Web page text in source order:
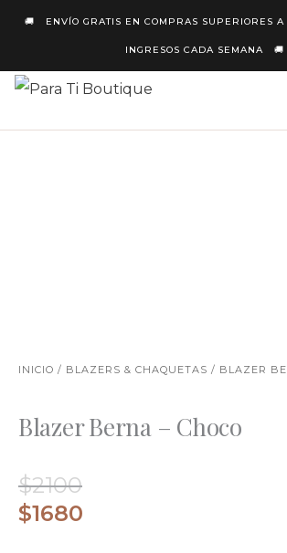
🚚 ENVÍO GRATIS EN COMPRAS SUPERIORES
INGRESOS CADA SEMANA 🚚
Contenido
INICIO / BLAZERS & CHAQUETAS / BLAZER
Blazer Berna – Choco
$2100
El
Precio
$1680
El
Precio